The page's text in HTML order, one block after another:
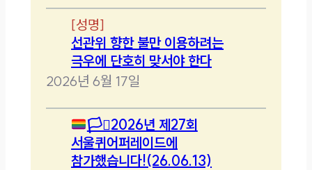
[성명]
선관위 향한 불만 이용하려는
극우에 단호히 맞서야 한다
2026년 6월 17일
🏳️‍⚧️2026년 제27회
서울퀴어퍼레이드에
참가했습니다!(26.06.13)